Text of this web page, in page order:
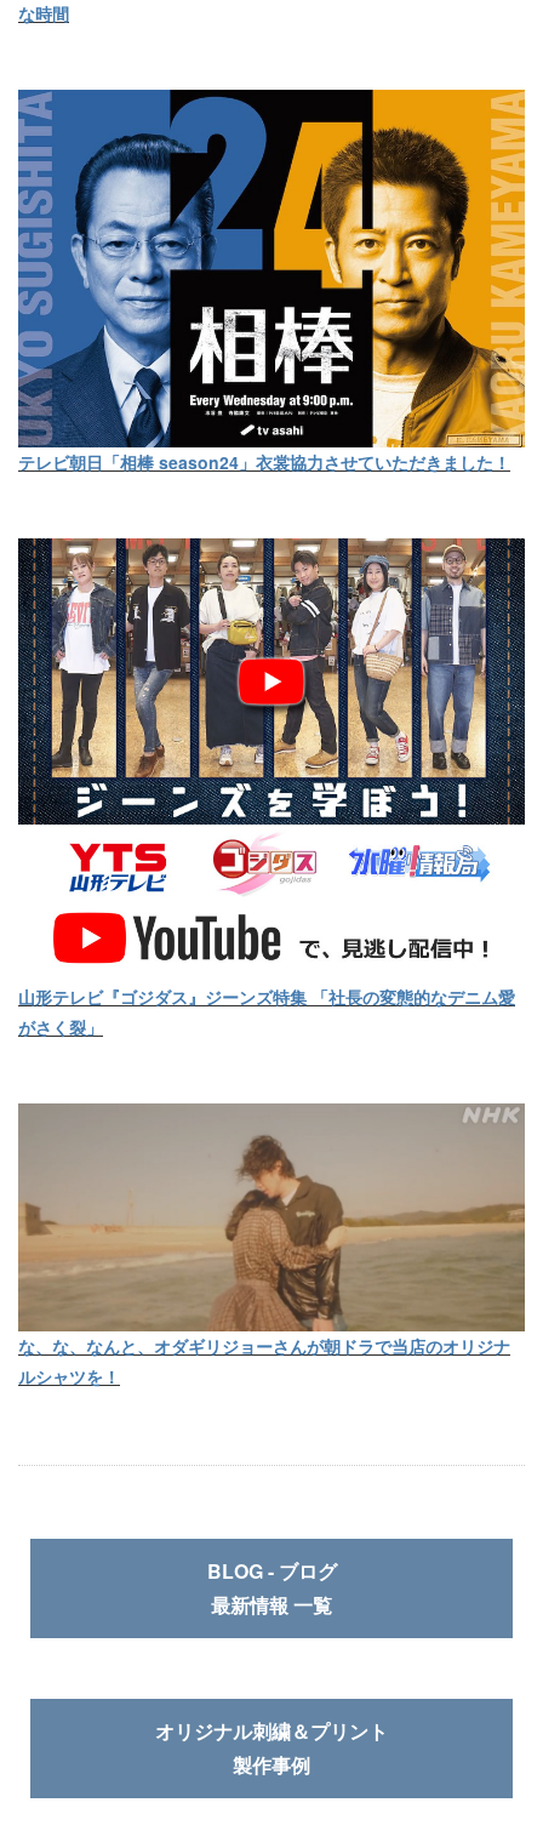
な時間
テレビ朝日「相棒 season24」衣裳協力させていただきました！
山形テレビ『ゴジダス』ジーンズ特集 「社長の変態的なデニム愛
がさく裂」
な、な、なんと、オダギリジョーさんが朝ドラで当店のオリジナ
ルシャツを！
BLOG - ブログ
最新情報 一覧
オリジナル刺繍＆プリント
製作事例